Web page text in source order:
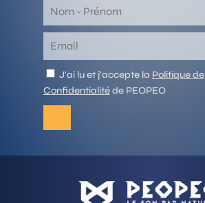
J'ai lu et j'accepte la Politique de
Confidentialitéde PEOPEO